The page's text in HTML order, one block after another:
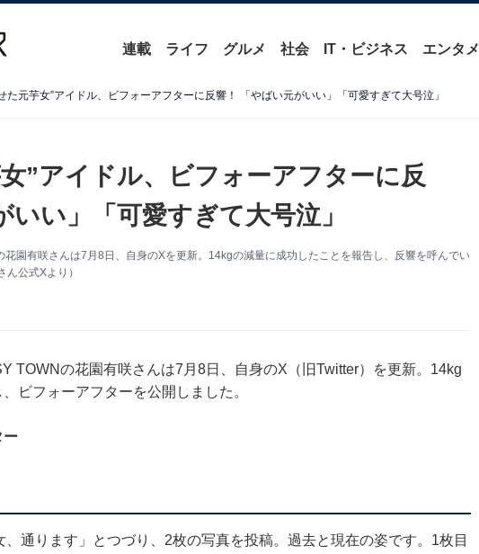
連載 ライフ グルメ 社会 IT・ビジネス エンタメ
た元芋女”アイドル、ビフォーアフターに反響！ 「やばい元がいい」「可愛すぎて大号泣」
”アイドル、ビフォーアフターに反
い」「可愛すぎて大号泣」
園有咲さんは7月8日、自身のXを更新。14kgの減量に成功したことを報告し、反響を呼んでい
公式Xより）
TOWNの花園有咲さんは7月8日、自身のX（旧Twitter）を更新。14kg
ビフォーアフターを公開しました。
ー
通ります」とつづり、2枚の写真を投稿。過去と現在の姿です。1枚目